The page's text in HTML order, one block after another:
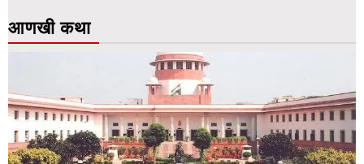
आणखी कथा